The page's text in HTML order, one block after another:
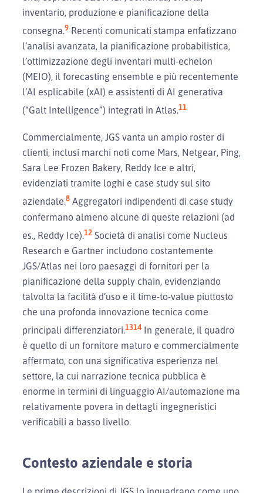
inventario, produzione e pianificazione della
consegna.9 Recenti comunicati stampa enfatizzano
l’analisi avanzata, la pianificazione probabilistica,
l’ottimizzazione degli inventari multi-echelon
(MEIO), il forecasting ensemble e più recentemente
l’AI esplicabile (xAI) e assistenti di AI generativa
(“Galt Intelligence”) integrati in Atlas.11
Commercialmente, JGS vanta un ampio roster di
clienti, inclusi marchi noti come Mars, Netgear, Ping,
Sara Lee Frozen Bakery, Reddy Ice e altri,
evidenziati tramite loghi e case study sul sito
aziendale.8 Aggregatori indipendenti di case study
confermano almeno alcune di queste relazioni (ad
es., Reddy Ice).12 Società di analisi come Nucleus
Research e Gartner includono costantemente
JGS/Atlas nei loro paesaggi di fornitori per la
pianificazione della supply chain, evidenziando
talvolta la facilità d’uso e il time-to-value piuttosto
che una profonda innovazione tecnica come
principali differenziatori.1314 In generale, il quadro
è quello di un fornitore maturo e commercialmente
affermato, con una significativa esperienza nel
settore, la cui narrazione tecnica pubblica è
enorme in termini di linguaggio AI/automazione ma
relativamente povera in dettagli ingegneristici
verificabili a basso livello.
Contesto aziendale e storia